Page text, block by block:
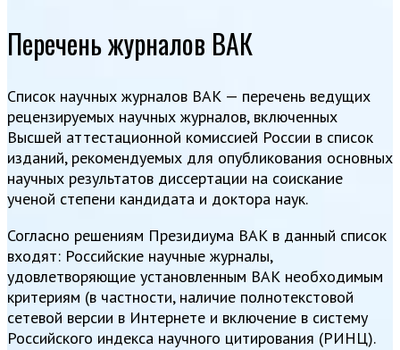
Перечень журналов ВАК
Список научных журналов ВАК — перечень ведущих
рецензируемых научных журналов, включенных
Высшей аттестационной комиссией России в список
изданий, рекомендуемых для опубликования основных
научных результатов диссертации на соискание
ученой степени кандидата и доктора наук.
Согласно решениям Президиума ВАК в данный список
входят: Российские научные журналы,
удовлетворяющие установленным ВАК необходимым
критериям (в частности, наличие полнотекстовой
сетевой версии в Интернете и включение в систему
Российского индекса научного цитирования (РИНЦ).